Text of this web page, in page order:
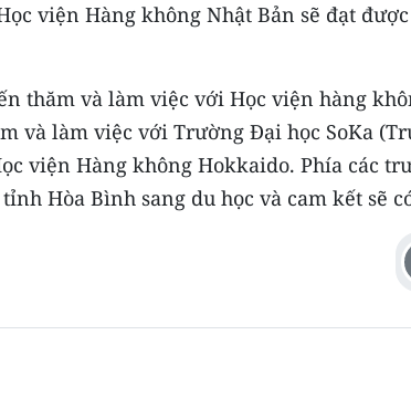
viện Hàng không Nhật Bản sẽ đạt
thăm và làm việc với Học viện hàng
và làm việc với Trường Đại học SoKa
viện Hàng không Hokkaido. Phía các
Hòa Bình sang du học và cam kết sẽ